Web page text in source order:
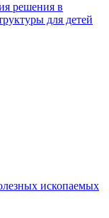
решения в
для детей
ископаемых